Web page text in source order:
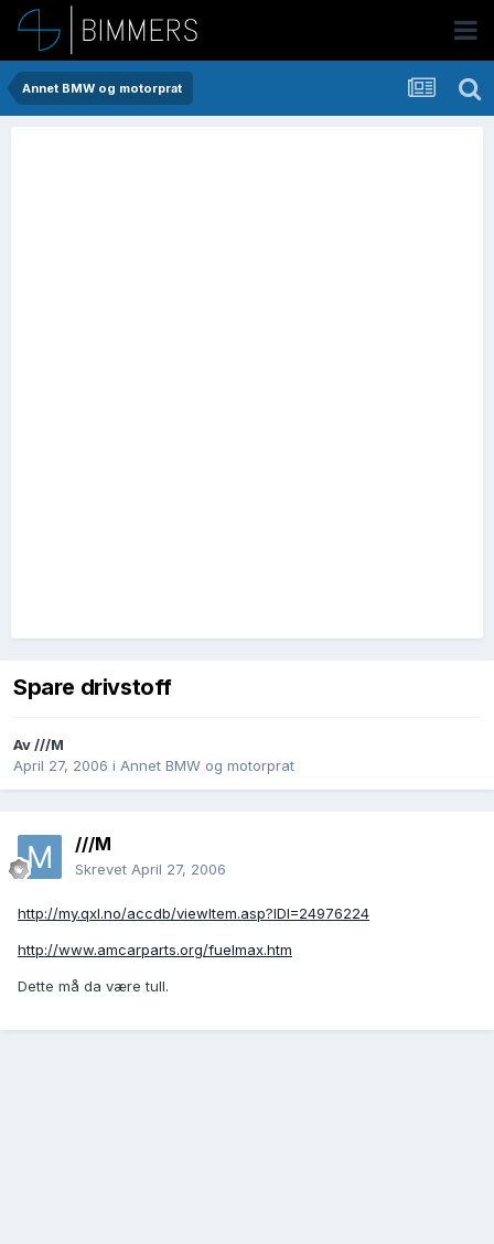
Annet BMW og motorprat
Spare drivstoff
Av///M
April 27, 2006 i Annet BMW og motorprat
///M
Skrevet April 27, 2006
http://my.qxl.no/accdb/viewItem.asp?IDI=24976224
http://www.amcarparts.org/fuelmax.htm
Dette må da være tull.